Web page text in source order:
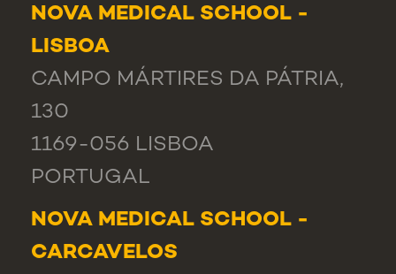
NOVA MEDICAL SCHOOL -
LISBOA
CAMPO MÁRTIRES DA PÁTRIA,
130
1169-056 LISBOA
PORTUGAL
NOVA MEDICAL SCHOOL -
CARCAVELOS